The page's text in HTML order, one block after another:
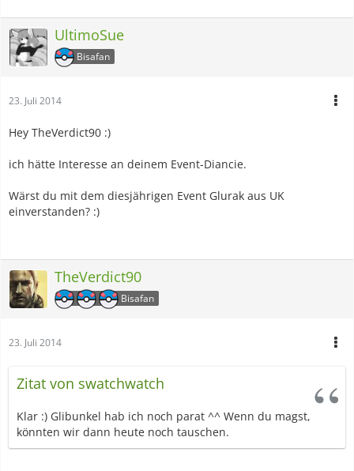
UltimoSue
Bisafan
23. Juli 2014
Hey TheVerdict90 :)
ich hätte Interesse an deinem Event-Diancie.
Wärst du mit dem diesjährigen Event Glurak aus UK
einverstanden? :)
TheVerdict90
Bisafan
23. Juli 2014
Zitat von swatchwatch
Klar :) Glibunkel hab ich noch parat ^^ Wenn du magst,
könnten wir dann heute noch tauschen.